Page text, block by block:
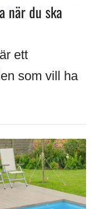
när du ska
ett
som vill ha